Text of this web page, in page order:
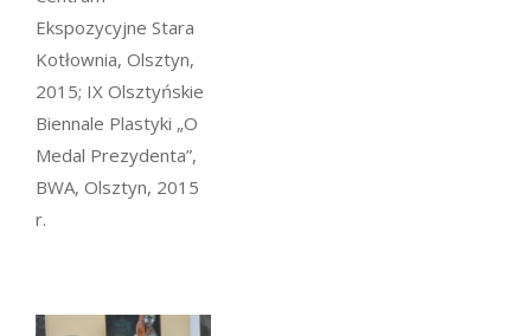
Ekspozycyjne Stara
Kotłownia, Olsztyn,
2015; IX Olsztyńskie
Biennale Plastyki „O
Medal Prezydenta”,
BWA, Olsztyn, 2015
r.